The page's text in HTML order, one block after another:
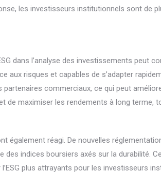
les investisseurs institutionnels sont de
dans l’analyse des investissements peut
risques et capables de s’adapter
commerciaux, ce qui peut
maximiser les rendements à long terme,
également réagi. De nouvelles
indices boursiers axés sur la durabilité.
plus attrayants pour les investisseurs